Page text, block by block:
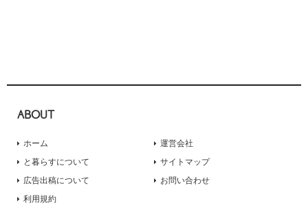
ABOUT
ホーム
と暮らすについて
広告出稿について
運営会社
サイトマップ
お問い合わせ
利用規約